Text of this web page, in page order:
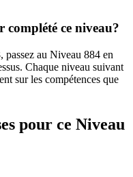
complété ce niveau?
, passez au Niveau 884 en
Chaque niveau suivant
sur les compétences que
pour ce Niveau